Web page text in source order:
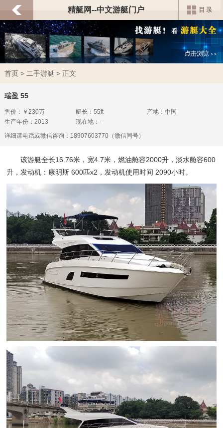
精艇网--中文游艇门户
首页> 二手游艇 > 正文
瑞盈 55
售价：￥230万 艇长：55ft
产地：中国
生产年份：2013
现在地：-
详细请电话或微信咨询：18907603770（微信同号）
该游艇全长16.76米，宽4.7米，燃油舱容2000升，淡水舱容600
升，发动机： 康明斯 600匹x2 ，发动机使用时间 2090小时。